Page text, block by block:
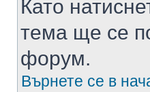
Като
тема ще се
форум.
Върнете се в